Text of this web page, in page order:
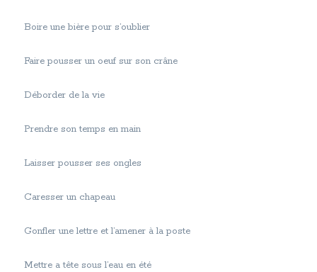
Boire une bière pour s’oublier
Faire pousser un oeuf sur son crâne
Déborder de la vie
Prendre son temps en main
Laisser pousser ses ongles
Caresser un chapeau
Gonfler une lettre et l’amener à la poste
Mettre a tête sous l’eau en été